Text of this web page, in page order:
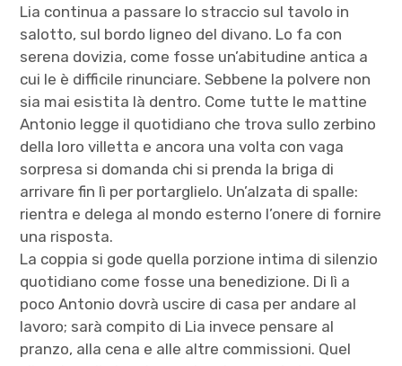
Lia continua a passare lo straccio sul tavolo in
salotto, sul bordo ligneo del divano. Lo fa con
serena dovizia, come fosse un’abitudine antica a
cui le è difficile rinunciare. Sebbene la polvere non
sia mai esistita là dentro. Come tutte le mattine
Antonio legge il quotidiano che trova sullo zerbino
della loro villetta e ancora una volta con vaga
sorpresa si domanda chi si prenda la briga di
arrivare fin lì per portarglielo. Un’alzata di spalle:
rientra e delega al mondo esterno l’onere di fornire
una risposta.
La coppia si gode quella porzione intima di silenzio
quotidiano come fosse una benedizione. Di lì a
poco Antonio dovrà uscire di casa per andare al
lavoro; sarà compito di Lia invece pensare al
pranzo, alla cena e alle altre commissioni. Quel